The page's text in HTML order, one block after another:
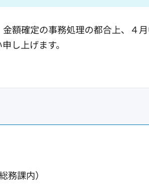
額確定の事務処理の都合上、４
し上げます。
務課内）